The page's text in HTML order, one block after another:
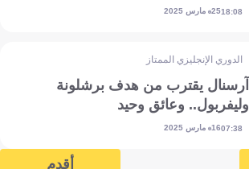
18:0825 مارس 2025
الدوري الإنجليزي الممتاز
آرسنال يقترب من هدف برشلونة
وليفربول.. وعائق وحيد
07:3816 مارس 2025
أقدم